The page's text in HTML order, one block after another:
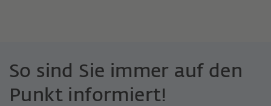
So sind Sie immer auf den
Punkt informiert!